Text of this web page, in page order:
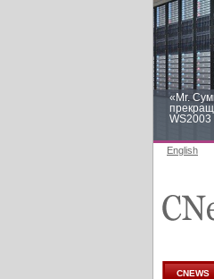
«Mr.
WS2003
English
CNEWS